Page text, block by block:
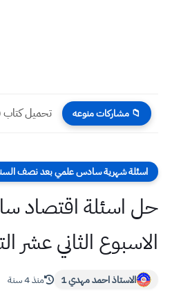
📁 مشاركات منوعه
اسئلة شهرية سادس علمي بعد نصف
حل اسئلة اقتصاد
الاسبوع الثاني عشر
الاستاذ احمد مهدي 1 منذ 4 سنة